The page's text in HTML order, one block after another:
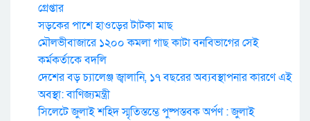
গ্রেপ্তার
সড়কের পাশে হাওড়ের টাটকা মাছ
মৌলভীবাজারে ১২০০ কমলা গাছ কাটা বনবিভাগের সেই
কর্মকর্তাকে বদলি
দেশের বড় চ্যালেঞ্জ জ্বালানি, ১৭ বছরের অব্যবস্থাপনার কারণে এই
অবস্থা: বাণিজ্যমন্ত্রী
সিলেটে জুলাই শহিদ স্মৃতিস্তম্ভে পুষ্পস্তবক অর্পণ : জুলাই